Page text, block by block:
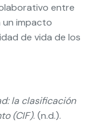
entre
un impacto
de vida de los
la clasificación
(CIF). (n.d.).